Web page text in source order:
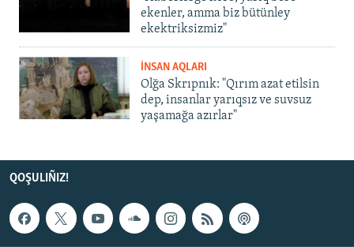
ekenler, amma biz bütünley
ekektriksizmiz"
İNSAN AQLARI
Olğa Skrıpnık: "Qırım azat etilsin
dep, insanlar yarıqsız ve suvsuz
yaşamağa azırlar"
QOŞULIÑIZ!